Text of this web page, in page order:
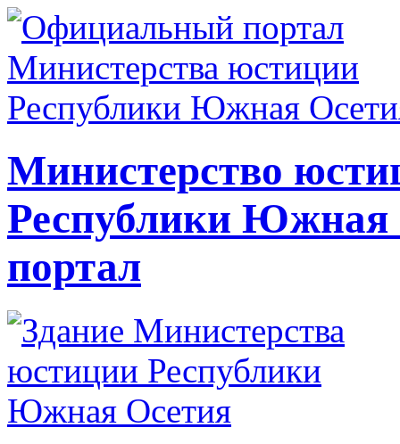
Министерство
Республики
портал